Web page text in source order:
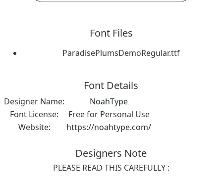
Font Files
ParadisePlumsDemoRegular.ttf
Font Details
Designer Name:
NoahType
Font License:
Free for Personal Use
Website:
https://noahtype.com/
Designers Note
PLEASE READ THIS CAREFULLY :